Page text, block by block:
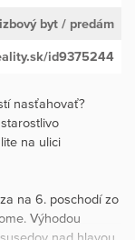
byt / predám
id9375244
nasťahovať?
na ulici
na 6. poschodí zo
Výhodou